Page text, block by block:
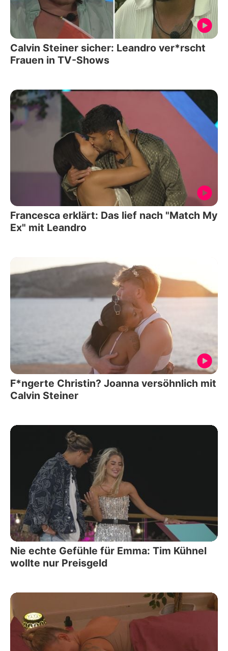
Calvin Steiner sicher: Leandro ver*rscht
Frauen in TV-Shows
Francesca erklärt: Das lief nach "Match My
Ex" mit Leandro
F*ngerte Christin? Joanna versöhnlich mit
Calvin Steiner
Nie echte Gefühle für Emma: Tim Kühnel
wollte nur Preisgeld